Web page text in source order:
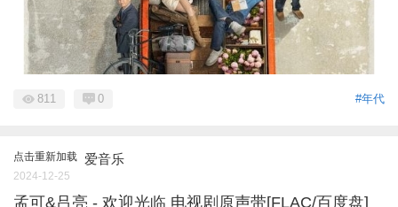
#年代
811 0
点击重新加载 爱音乐
2024-12-25
孟可&吕亮 - 欢迎光临 电视剧原声带[FLAC/百度盘]